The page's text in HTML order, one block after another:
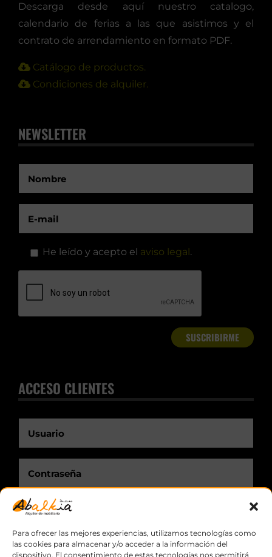
Para ofrecer las mejores experiencias, utilizamos tecnologías como
las cookies para almacenar y/o acceder a la información del
dispositivo. El consentimiento de estas tecnologías nos permitirá
Descarga desde aquí nuestro catalogo,
calendario de ferias a las que asistimos y el
contrato de arrendamiento en formato PDF.
Catálogo de productos.
Condiciones de alquiler.
NEWSLETTER
He leído y acepto el aviso legal .
ACCESO CLIENTES
Recuérdame.